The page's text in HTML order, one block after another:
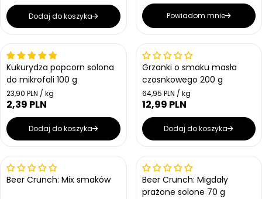
Dodaj do koszyka Powiadom mnie
Kukurydza popcorn solona
do mikrofali 100 g
Cena jednostkowa
23,90 PLN / kg
Cena regularna
2,39 PLN
Dodaj do koszyka
Grzanki o smaku masła
czosnkowego 200 g
Cena jednostkowa
64,95 PLN / kg
Cena regularna
12,99 PLN
Dodaj do koszyka
Beer Crunch: Mix smaków
Beer Crunch: Migdały
prażone solone 70 g